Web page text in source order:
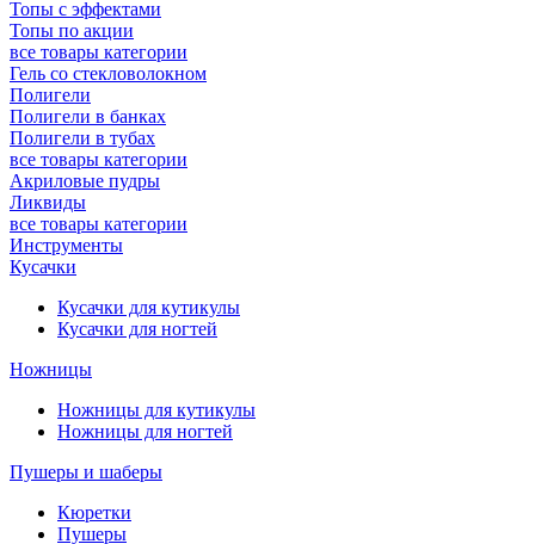
Топы с эффектами
Топы по акции
все товары категории
Гель со стекловолокном
Полигели
Полигели в банках
Полигели в тубах
все товары категории
Акриловые пудры
Ликвиды
все товары категории
Инструменты
Кусачки
Кусачки для кутикулы
Кусачки для ногтей
Ножницы
Ножницы для кутикулы
Ножницы для ногтей
Пушеры и шаберы
Кюретки
Пушеры